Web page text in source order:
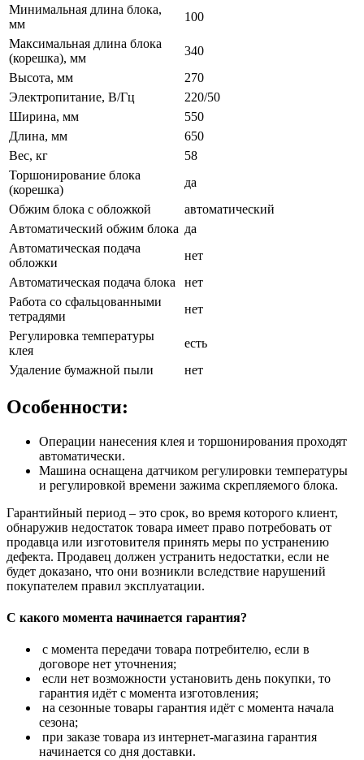
Минимальная длина блока,
мм
100
Максимальная длина блока
(корешка), мм
340
Высота, мм
270
Электропитание, В/Гц
220/50
Ширина, мм
550
Длина, мм
650
Вес, кг
58
Торшонирование блока
(корешка)
да
Обжим блока с обложкой
автоматический
Автоматический обжим блока да
Автоматическая подача
обложки
нет
Автоматическая подача блока
нет
Работа со сфальцованными
тетрадями
нет
Регулировка температуры
клея
есть
Удаление бумажной пыли
нет
Особенности:
Операции нанесения клея и торшонирования проходят
автоматически.
Машина оснащена датчиком регулировки температуры
и регулировкой времени зажима скрепляемого блока.
Гарантийный период – это срок, во время которого клиент,
обнаружив недостаток товара имеет право потребовать от
продавца или изготовителя принять меры по устранению
дефекта. Продавец должен устранить недостатки, если не
будет доказано, что они возникли вследствие нарушений
покупателем правил эксплуатации.
С какого момента начинается гарантия?
с момента передачи товара потребителю, если в
договоре нет уточнения;
если нет возможности установить день покупки, то
гарантия идёт с момента изготовления;
на сезонные товары гарантия идёт с момента начала
сезона;
при заказе товара из интернет-магазина гарантия
начинается со дня доставки.